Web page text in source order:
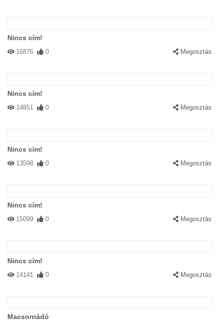
Nincs cím!
16876 0 Megosztás
Nincs cím!
14851 0 Megosztás
Nincs cím!
13598 0 Megosztás
Nincs cím!
15099 0 Megosztás
Nincs cím!
14141 0 Megosztás
Macsornádó